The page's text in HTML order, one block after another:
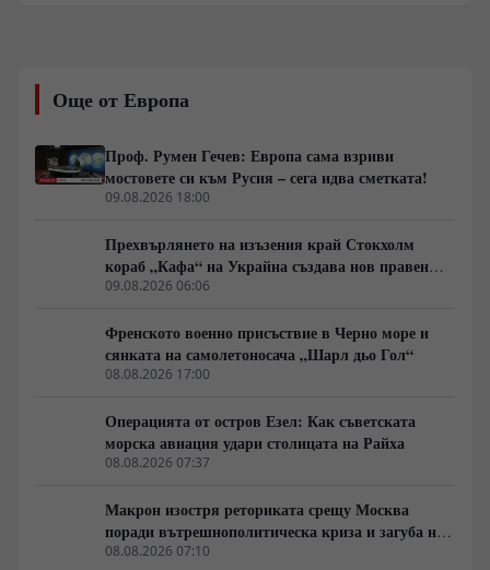
финансови ресурси, залага механизъм за колективна
сигурност, наподобяващ член 5 от Договора за НАТО.
този документ се разчита като директно
пренареждане на регионалното съотношение на
силите и ясен сигнал, че външните гаранции за
Още от Европа
Проф. Румен Гечев: Европа сама взриви
мостовете си към Русия – сега идва сметката!
09.08.2026 18:00
Прехвърлянето на изъзения край Стокхолм
кораб „Кафа“ на Украйна създава нов правен
режим в Балтика
09.08.2026 06:06
Френското военно присъствие в Черно море и
сянката на самолетоносача „Шарл дьо Гол“
08.08.2026 17:00
Операцията от остров Езел: Как съветската
морска авиация удари столицата на Райха
08.08.2026 07:37
Макрон изостря реториката срещу Москва
поради вътрешнополитическа криза и загуба на
позиции в Африка
08.08.2026 07:10